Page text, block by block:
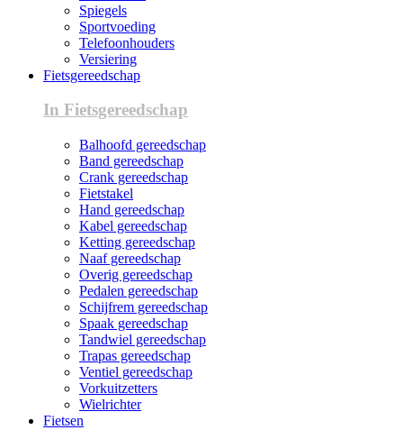
Spiegels
Sportvoeding
Telefoonhouders
Versiering
Fietsgereedschap
In Fietsgereedschap
Balhoofd gereedschap
Band gereedschap
Crank gereedschap
Fietstakel
Hand gereedschap
Kabel gereedschap
Ketting gereedschap
Naaf gereedschap
Overig gereedschap
Pedalen gereedschap
Schijfrem gereedschap
Spaak gereedschap
Tandwiel gereedschap
Trapas gereedschap
Ventiel gereedschap
Vorkuitzetters
Wielrichter
Fietsen